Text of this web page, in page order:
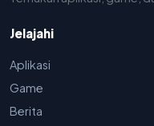
Jelajahi
Aplikasi
Game
Berita